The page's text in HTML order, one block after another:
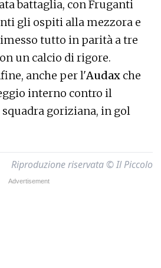
battaglia, con Fruganti
gli ospiti alla mezzora e
tutto in parità a tre
un calcio di rigore.
anche per l'Audax che
interno contro il
goriziana, in gol
Riproduzione riservata © Il Piccolo